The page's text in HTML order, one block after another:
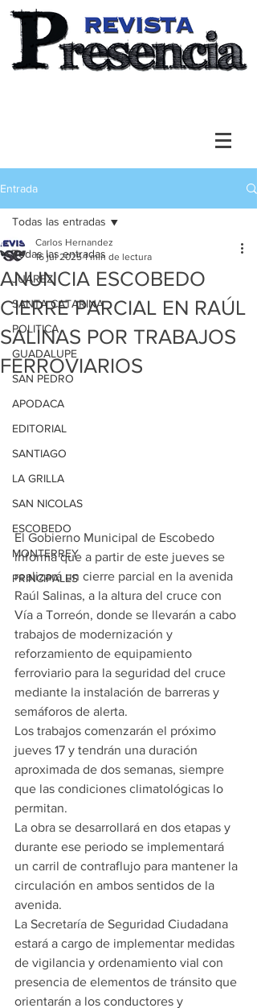
Entrada
Todas las entradas
JUAREZ
SANTA CATARINA
POLITICA
GUADALUPE
SAN PEDRO
APODACA
EDITORIAL
SANTIAGO
LA GRILLA
SAN NICOLAS
ESCOBEDO
MONTERREY
PRINCIPALES
Todas las entradas
ANUNCIA ESCOBEDO
CIERRE PARCIAL EN RAÚL
SALINAS POR TRABAJOS
FERROVIARIOS
Carlos Hernandez
16 jul 2025 1 min de lectura
El Gobierno Municipal de Escobedo
informa que a partir de este jueves se
realizará un cierre parcial en la avenida
Raúl Salinas, a la altura del cruce con
Vía a Torreón, donde se llevarán a cabo
trabajos de modernización y
reforzamiento de equipamiento
ferroviario para la seguridad del cruce
mediante la instalación de barreras y
semáforos de alerta.
Los trabajos comenzarán el próximo
jueves 17 y tendrán una duración
aproximada de dos semanas, siempre
que las condiciones climatológicas lo
permitan.
La obra se desarrollará en dos etapas y
durante ese periodo se implementará
un carril de contraflujo para mantener la
circulación en ambos sentidos de la
avenida.
La Secretaría de Seguridad Ciudadana
estará a cargo de implementar medidas
de vigilancia y ordenamiento vial con
presencia de elementos de tránsito que
orientarán a los conductores y